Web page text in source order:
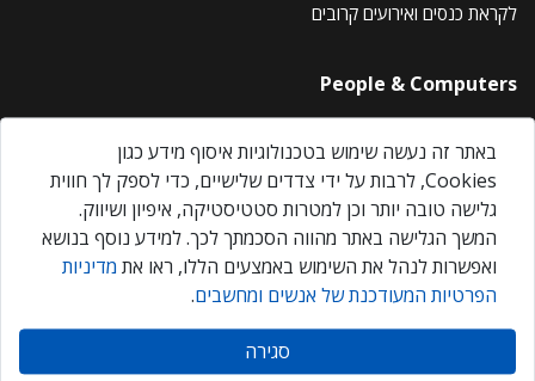
לקראת כנסים ואירועים קרובים
People & Computers
About Us
Privacy Policy
Contact Us
Our Events
אנשים ומחשבים © 2026 – כל הזכויות שמורות
באתר זה נעשה שימוש בטכנולוגיות איסוף מידע כגון
Cookies, לרבות על ידי צדדים שלישיים, כדי לספק לך חווית
גלישה טובה יותר וכן למטרות סטטיסטיקה, איפיון ושיווק.
המשך הגלישה באתר מהווה הסכמתך לכך. למידע נוסף בנושא
ואפשרות לנהל את השימוש באמצעים הללו, ראו את מדיניות
הפרטיות המעודכנת של אנשים ומחשבים.
סגירה